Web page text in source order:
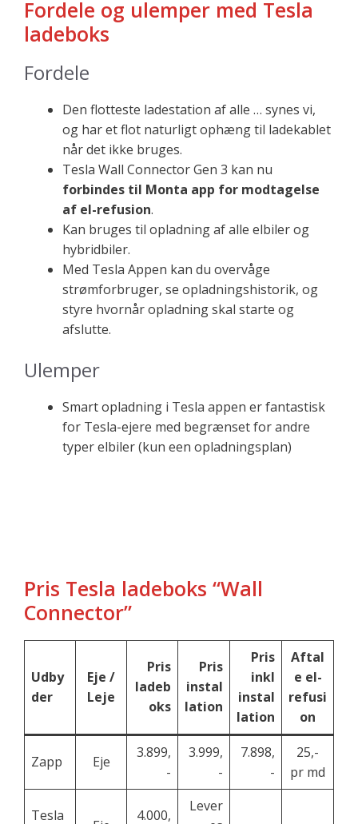
Fordele og ulemper med Tesla
ladeboks
Fordele
Den flotteste ladestation af alle … synes vi,
og har et flot naturligt ophæng til ladekablet
når det ikke bruges.
Tesla Wall Connector Gen 3 kan nu
forbindes til Monta app for modtagelse
af el-refusion.
Kan bruges til opladning af alle elbiler og
hybridbiler.
Med Tesla Appen kan du overvåge
strømforbruger, se opladningshistorik, og
styre hvornår opladning skal starte og
afslutte.
Ulemper
Smart opladning i Tesla appen er fantastisk
for Tesla-ejere med begrænset for andre
typer elbiler (kun een opladningsplan)
Pris Tesla ladeboks “Wall
Connector”
Udby
der
Eje /
Leje
Pris
ladeb
oks
Pris
instal
lation
Pris
inkl
instal
lation
Aftal
e el-
refusi
on
Zapp Eje
3.899,
-
3.999,
-
7.898,
-
25,-
pr md
Tesla
4.000,
Lever